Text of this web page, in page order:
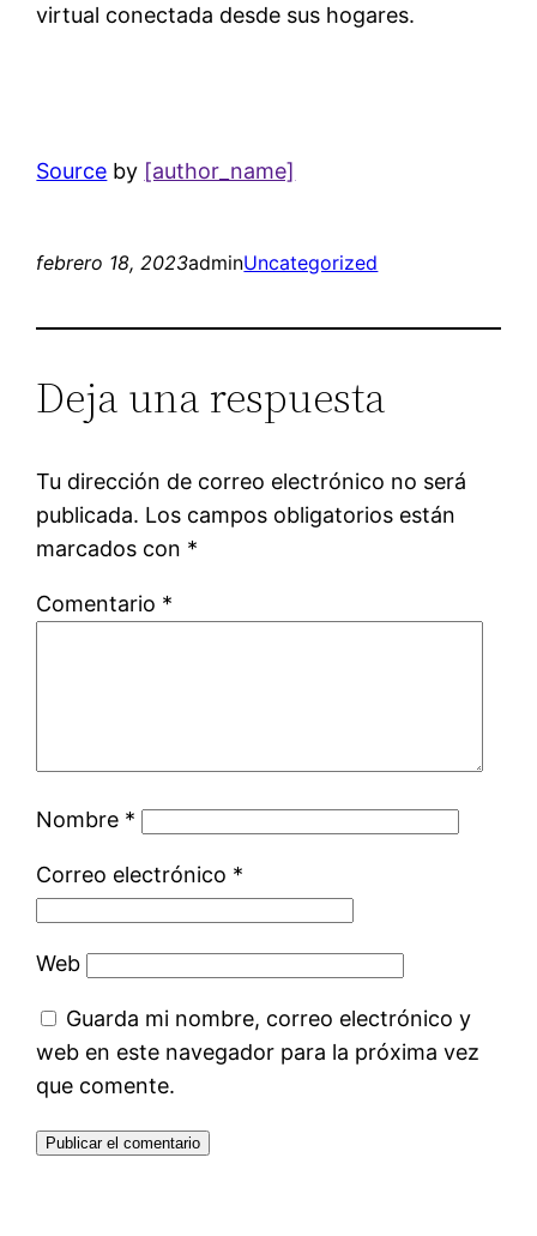
virtual conectada desde sus hogares.
Source by [author_name]
febrero 18, 2023adminUncategorized
Deja una respuesta
Tu dirección de correo electrónico no será
publicada. Los campos obligatorios están
marcados con *
Comentario *
Nombre *
Correo electrónico *
Web
Guarda mi nombre, correo electrónico y
web en este navegador para la próxima vez
que comente.